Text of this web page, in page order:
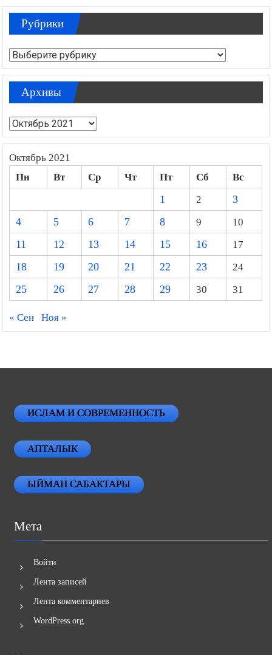
Рубрики
Рубрики
Архивы
Архивы
Октябрь 2021
Пн Вт Ср Чт Пт Сб
Вс
1
2
3
4
5 6 7 8 9
10
11
12 13 14 15 16
17
18
19 20 21 22 23
24
25
26 27 28 29 30 31
« Сен Ноя »
ИСЛАМ И СОВРЕМЕННОСТЬ
АПТАЛЫК
ЫЙМАН САБАКТАРЫ
Мета
Войти
Лента записей
Лента комментариев
WordPress.org